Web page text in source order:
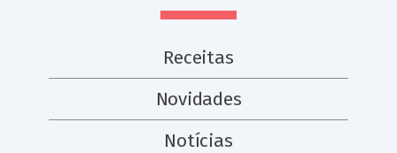
Receitas
Novidades
Notícias